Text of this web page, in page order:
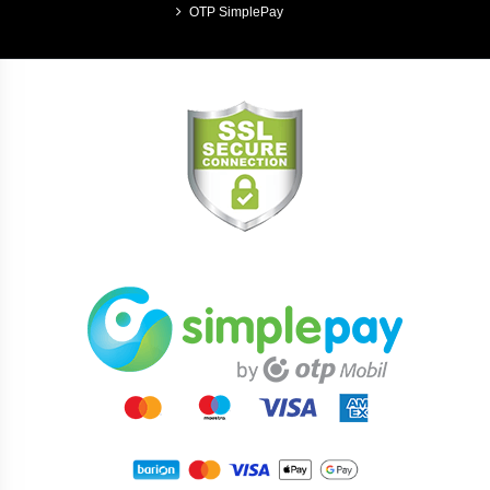
OTP SimplePay